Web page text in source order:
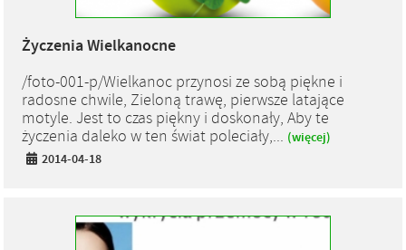
Życzenia Wielkanocne
/foto-001-p/Wielkanoc przynosi ze sobą piękne i
radosne chwile, Zieloną trawę, pierwsze latające
motyle. Jest to czas piękny i doskonały, Aby te
życzenia daleko w ten świat poleciały,... (więcej)
2014-04-18